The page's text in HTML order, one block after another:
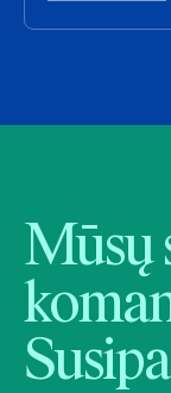
Mūsų